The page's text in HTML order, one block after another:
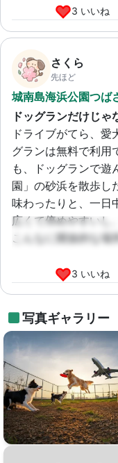
3 いいね
さくら
先ほど
城南島海浜公園つば
ドッグランだけじゃ
ドライブがてら、
グランは無料で利用
も、ドッグランで遊
園」の砂浜を散歩し
味わったりと、一日
広くて停めやすいし
こんなに開放的な場
もすっかりリフレッ
3 いいね
写真ギャラリー